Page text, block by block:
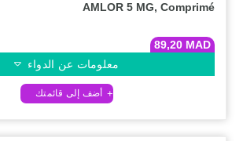
AMLOR 5 MG, Comprimé
89,20 MAD
معلومات عن الدواء